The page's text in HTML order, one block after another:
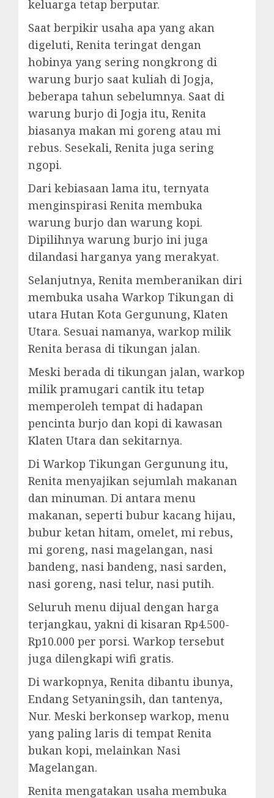
keluarga tetap berputar.
Saat berpikir usaha apa yang akan
digeluti, Renita teringat dengan
hobinya yang sering nongkrong di
warung burjo saat kuliah di Jogja,
beberapa tahun sebelumnya. Saat di
warung burjo di Jogja itu, Renita
biasanya makan mi goreng atau mi
rebus. Sesekali, Renita juga sering
ngopi.
Dari kebiasaan lama itu, ternyata
menginspirasi Renita membuka
warung burjo dan warung kopi.
Dipilihnya warung burjo ini juga
dilandasi harganya yang merakyat.
Selanjutnya, Renita memberanikan diri
membuka usaha Warkop Tikungan di
utara Hutan Kota Gergunung, Klaten
Utara. Sesuai namanya, warkop milik
Renita berasa di tikungan jalan.
Meski berada di tikungan jalan, warkop
milik pramugari cantik itu tetap
memperoleh tempat di hadapan
pencinta burjo dan kopi di kawasan
Klaten Utara dan sekitarnya.
Di Warkop Tikungan Gergunung itu,
Renita menyajikan sejumlah makanan
dan minuman. Di antara menu
makanan, seperti bubur kacang hijau,
bubur ketan hitam, omelet, mi rebus,
mi goreng, nasi magelangan, nasi
bandeng, nasi bandeng, nasi sarden,
nasi goreng, nasi telur, nasi putih.
Seluruh menu dijual dengan harga
terjangkau, yakni di kisaran Rp4.500-
Rp10.000 per porsi. Warkop tersebut
juga dilengkapi wifi gratis.
Di warkopnya, Renita dibantu ibunya,
Endang Setyaningsih, dan tantenya,
Nur. Meski berkonsep warkop, menu
yang paling laris di tempat Renita
bukan kopi, melainkan Nasi
Magelangan.
Renita mengatakan usaha membuka